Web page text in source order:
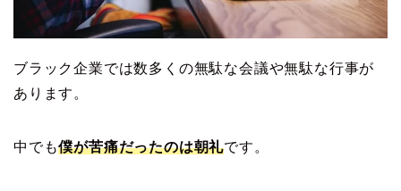
ブラック企業では数多くの無駄な会議や無駄な行事が
あります。
中でも僕が苦痛だったのは朝礼です。